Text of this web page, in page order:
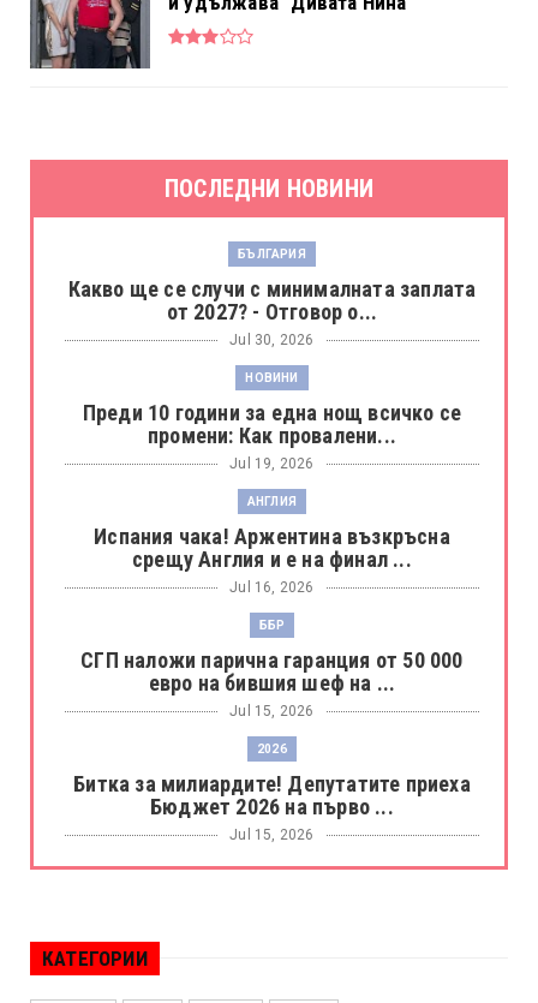
ПОСЛЕДНИ НОВИНИ
БЪЛГАРИЯ
Какво ще се случи с минималната заплата
от 2027? - Отговор о...
Jul 30, 2026
НОВИНИ
Преди 10 години за една нощ всичко се
промени: Как провалени...
Jul 19, 2026
АНГЛИЯ
Испания чака! Аржентина възкръсна
срещу Англия и е на финал ...
Jul 16, 2026
ББР
СГП наложи парична гаранция от 50 000
евро на бившия шеф на ...
Jul 15, 2026
2026
Битка за милиардите! Депутатите приеха
Бюджет 2026 на първо ...
Jul 15, 2026
БОРАЦ
КАТЕГОРИИ